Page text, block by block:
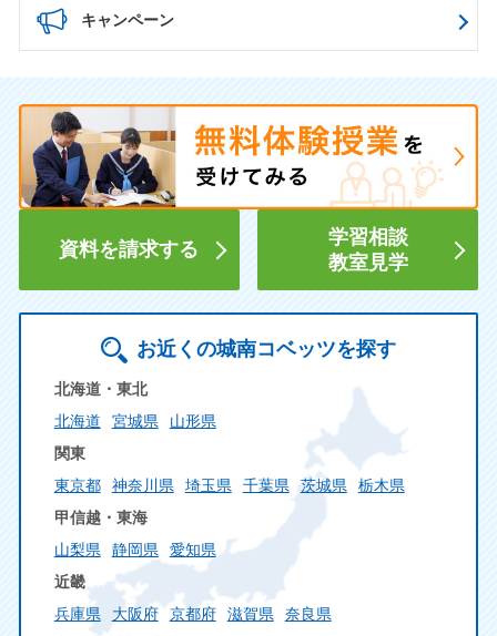
キャンペーン
資料を請求する
学習相談
教室見学
お近くの城南コベッツを探す
北海道・東北
北海道
宮城県
山形県
関東
東京都
神奈川県 埼玉県 千葉県 茨城県
栃木県
甲信越・東海
山梨県
静岡県
愛知県
近畿
兵庫県
大阪府 京都府 滋賀県
奈良県